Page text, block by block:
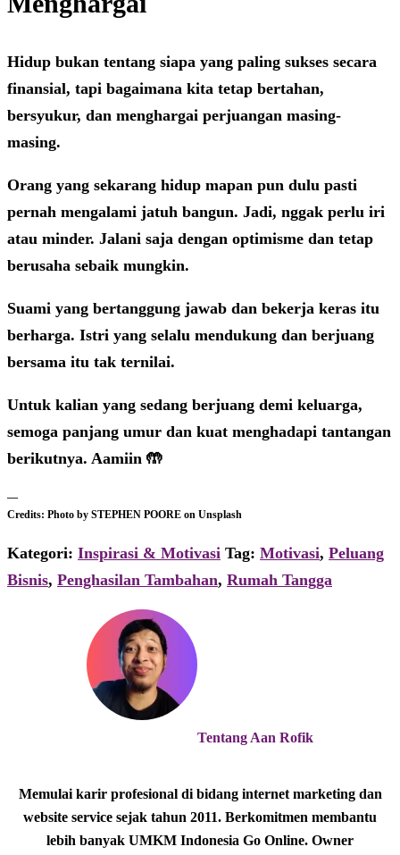
Hidup bukan tentang siapa yang paling sukses secara
finansial, tapi bagaimana kita tetap bertahan,
bersyukur, dan menghargai perjuangan masing-
masing.
Orang yang sekarang hidup mapan pun dulu pasti
pernah mengalami jatuh bangun. Jadi, nggak perlu iri
atau minder. Jalani saja dengan optimisme dan tetap
berusaha sebaik mungkin.
Suami yang bertanggung jawab dan bekerja keras itu
berharga. Istri yang selalu mendukung dan berjuang
bersama itu tak ternilai.
Untuk kalian yang sedang berjuang demi keluarga,
semoga panjang umur dan kuat menghadapi tantangan
berikutnya. Aamiin 🤲
—
Credits: Photo by STEPHEN POORE on Unsplash
Kategori: Inspirasi & Motivasi Tag: Motivasi, Peluang
Bisnis, Penghasilan Tambahan, Rumah Tangga
Tentang Aan Rofik
Memulai karir profesional di bidang internet marketing dan
website service sejak tahun 2011. Berkomitmen membantu
lebih banyak UMKM Indonesia Go Online. Owner